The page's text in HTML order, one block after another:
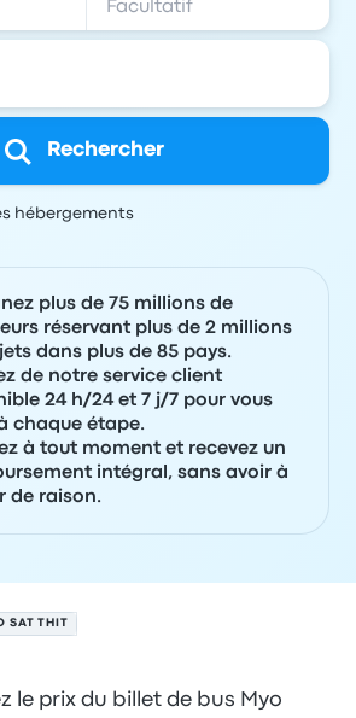
Rechercher
hébergements
plus de 75 millions de
réservant plus de 2 millions
dans plus de 85 pays.
de notre service client
24 h/24 et 7 j/7 pour vous
chaque étape.
à tout moment et recevez un
intégral, sans avoir à
de raison.
SAT THIT
le prix du billet de bus Myo